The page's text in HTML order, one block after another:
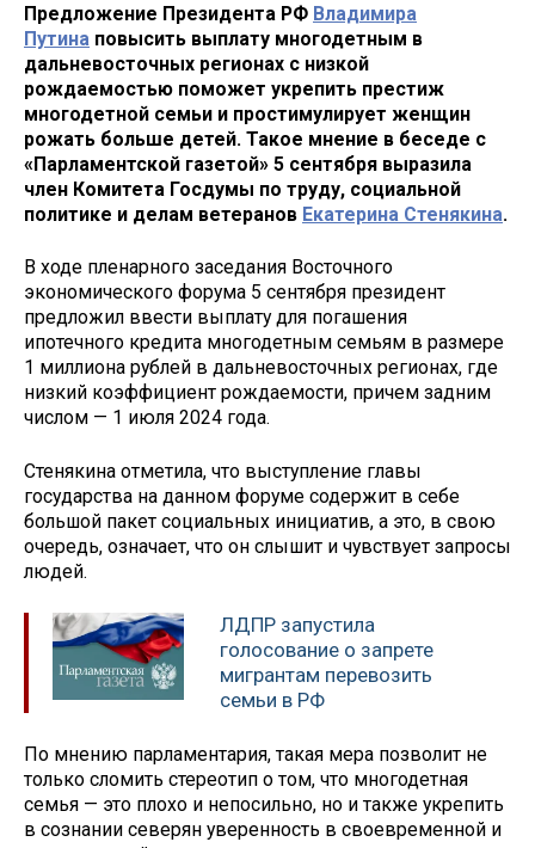
Предложение Президента РФ Владимира
Путина повысить выплату многодетным в
дальневосточных регионах с низкой
рождаемостью поможет укрепить престиж
многодетной семьи и простимулирует женщин
рожать больше детей. Такое мнение в беседе с
«Парламентской газетой» 5 сентября выразила
член Комитета Госдумы по труду, социальной
политике и делам ветеранов Екатерина Стенякина.
В ходе пленарного заседания Восточного
экономического форума 5 сентября президент
предложил ввести выплату для погашения
ипотечного кредита многодетным семьям в размере
1 миллиона рублей в дальневосточных регионах, где
низкий коэффициент рождаемости, причем задним
числом — 1 июля 2024 года.
Стенякина отметила, что выступление главы
государства на данном форуме содержит в себе
большой пакет социальных инициатив, а это, в свою
очередь, означает, что он слышит и чувствует запросы
людей.
ЛДПР запустила
голосование о запрете
мигрантам перевозить
семьи в РФ
По мнению парламентария, такая мера позволит не
только сломить стереотип о том, что многодетная
семья — это плохо и непосильно, но и также укрепить
в сознании северян уверенность в своевременной и